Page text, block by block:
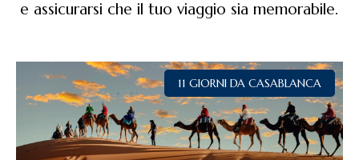
e assicurarsi che il tuo viaggio sia memorabile.
11 GIORNI DA CASABLANCA